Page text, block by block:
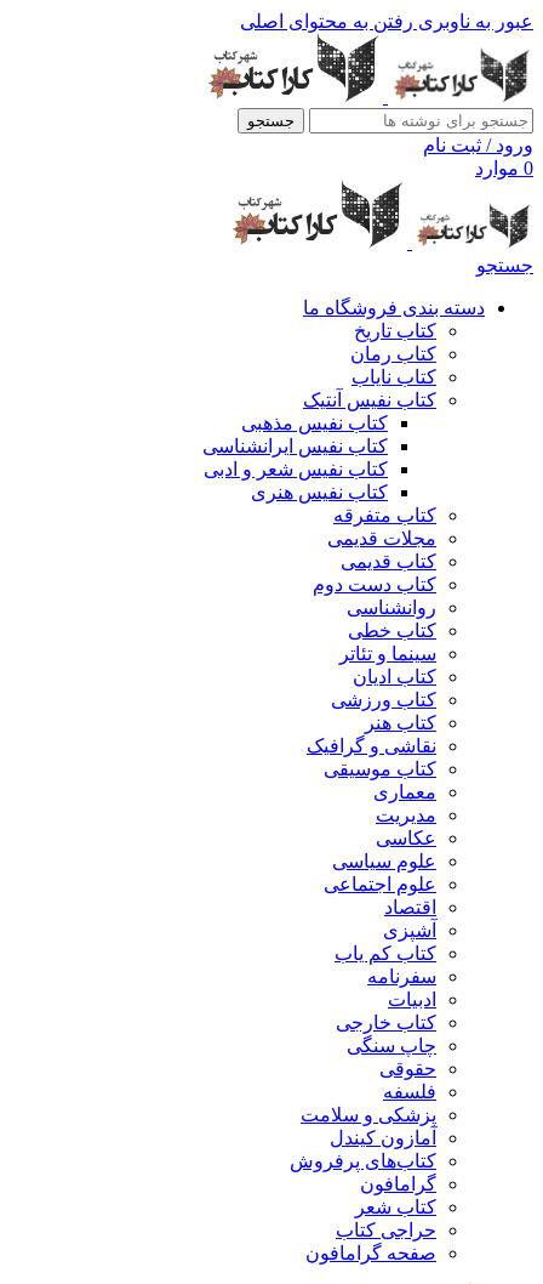
عبور به ناوبری رفتن به محتوای اصلی
جستجو
ورود / ثبت نام
0 موارد
جستجو
دسته بندی فروشگاه ما
کتاب تاریخ
کتاب رمان
کتاب نایاب
کتاب نفیس آنتیک
کتاب نفیس مذهبی
کتاب نفیس ایرانشناسی
کتاب نفیس شعر و ادبی
کتاب نفیس هنری
کتاب متفرقه
مجلات قدیمی
کتاب قدیمی
کتاب دست دوم
روانشناسی
کتاب خطی
سینما و تئاتر
کتاب ادیان
کتاب ورزشی
کتاب هنر
نقاشی و گرافیک
کتاب موسیقی
معماری
مدیریت
عکاسی
علوم سیاسی
علوم اجتماعی
اقتصاد
آشپزی
کتاب کم یاب
سفرنامه
ادبیات
کتاب خارجی
چاپ سنگی
حقوقی
فلسفه
پزشکی و سلامت
آمازون کیندل
کتاب‌های پرفروش
گرامافون
کتاب شعر
حراجی کتاب
صفحه گرامافون